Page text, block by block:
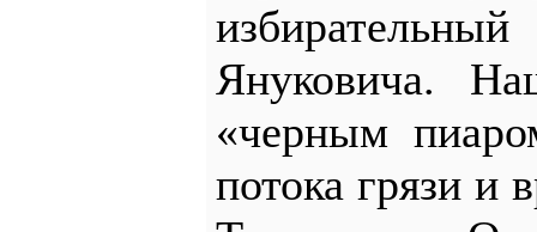
Януковича.
«черным
потока грязи и